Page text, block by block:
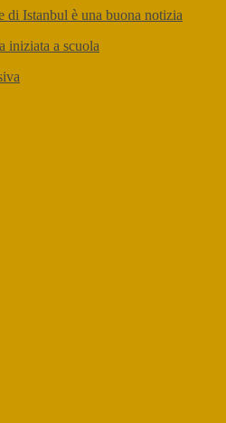
di Istanbul è una buona notizia
iniziata a scuola